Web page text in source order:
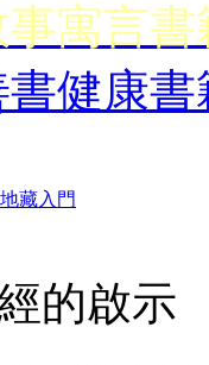
事寓言書
書健康書
地藏入門
的啟